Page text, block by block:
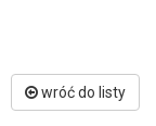
wróć do listy